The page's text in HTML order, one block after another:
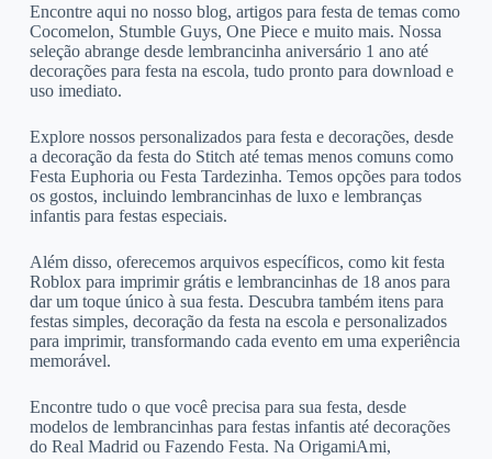
Encontre aqui no nosso blog, artigos para festa de temas como
Cocomelon, Stumble Guys, One Piece e muito mais. Nossa
seleção abrange desde lembrancinha aniversário 1 ano até
decorações para festa na escola, tudo pronto para download e
uso imediato.
Explore nossos personalizados para festa e decorações, desde
a decoração da festa do Stitch até temas menos comuns como
Festa Euphoria ou Festa Tardezinha. Temos opções para todos
os gostos, incluindo lembrancinhas de luxo e lembranças
infantis para festas especiais.
Além disso, oferecemos arquivos específicos, como kit festa
Roblox para imprimir grátis e lembrancinhas de 18 anos para
dar um toque único à sua festa. Descubra também itens para
festas simples, decoração da festa na escola e personalizados
para imprimir, transformando cada evento em uma experiência
memorável.
Encontre tudo o que você precisa para sua festa, desde
modelos de lembrancinhas para festas infantis até decorações
do Real Madrid ou Fazendo Festa. Na OrigamiAmi,